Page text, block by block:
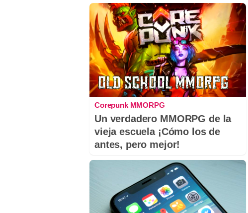
Corepunk MMORPG
Un verdadero MMORPG de la
vieja escuela ¡Cómo los de
antes, pero mejor!